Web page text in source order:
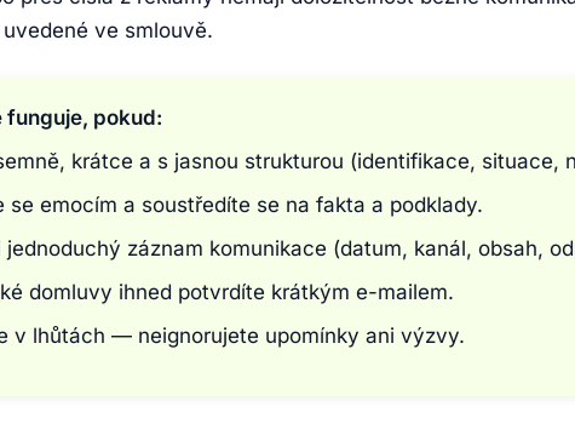
ve smlouvě.
funguje, pokud:
krátce a s jasnou strukturou (identifikace, situace,
se emocím a soustředíte se na fakta a podklady.
jednoduchý záznam komunikace (datum, kanál, obsah,
domluvy ihned potvrdíte krátkým e-mailem.
v lhůtách — neignorujete upomínky ani výzvy.